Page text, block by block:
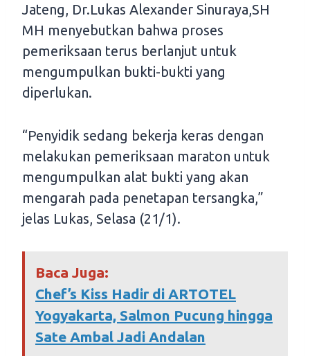
Jateng, Dr.Lukas Alexander Sinuraya,SH
MH menyebutkan bahwa proses
pemeriksaan terus berlanjut untuk
mengumpulkan bukti-bukti yang
diperlukan.
“Penyidik sedang bekerja keras dengan
melakukan pemeriksaan maraton untuk
mengumpulkan alat bukti yang akan
mengarah pada penetapan tersangka,”
jelas Lukas, Selasa (21/1).
Baca Juga:
Chef’s Kiss Hadir di ARTOTEL
Yogyakarta, Salmon Pucung hingga
Sate Ambal Jadi Andalan